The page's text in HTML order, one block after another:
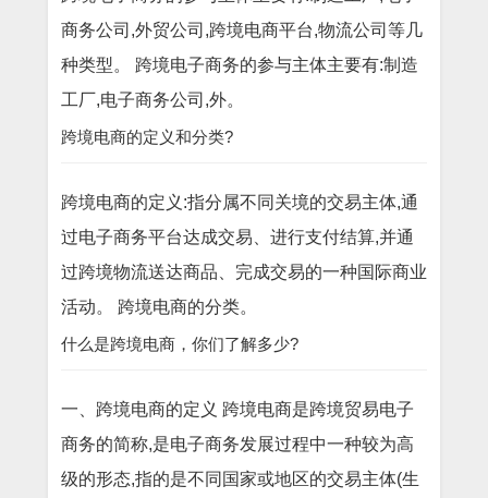
商务公司,外贸公司,跨境电商平台,物流公司等几
种类型。 跨境电子商务的参与主体主要有:制造
工厂,电子商务公司,外。
跨境电商的定义和分类?
跨境电商的定义:指分属不同关境的交易主体,通
过电子商务平台达成交易、进行支付结算,并通
过跨境物流送达商品、完成交易的一种国际商业
活动。 跨境电商的分类。
什么是跨境电商，你们了解多少?
一、跨境电商的定义 跨境电商是跨境贸易电子
商务的简称,是电子商务发展过程中一种较为高
级的形态,指的是不同国家或地区的交易主体(生